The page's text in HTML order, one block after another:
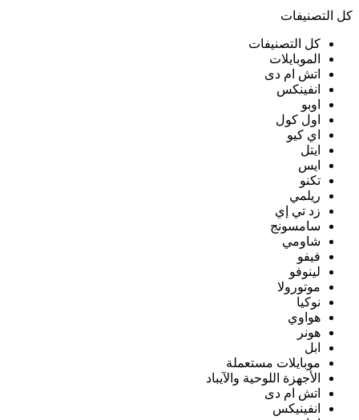
كل التصنيفات
كل التصنيفات
الموبايلات
اتش ام دى
انفينكس
اوبو
اول كول
اي كيو
ايتل
ايس
تكنو
ريلمي
زد تي إي
سامسونج
شاومي
فيفو
لينوفو
موتورولا
نوكيا
هواوي
هونر
ابل
موبايلات مستعملة
الأجهزة اللوحية والآيباد
اتش ام دى
انفينيكس